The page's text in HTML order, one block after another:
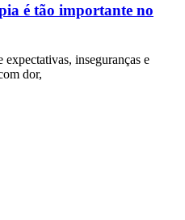
é tão importante no
inseguranças e
dor,